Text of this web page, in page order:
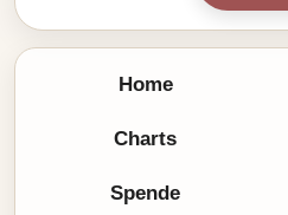
Home
Charts
Spende